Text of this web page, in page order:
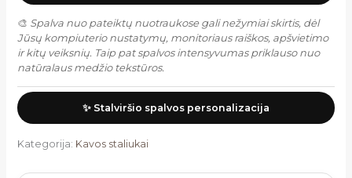
🎨 Spalva nuo pateiktų nuotraukose gali nežymiai skirtis, dėl
Jūsų kompiuterio nustatymų, monitoriaus raiškos, apšvietimo
ir kitų veiksnių. Taip pat spalvos intensyvumas priklauso nuo
natūralaus medžio tekstūros.
✨ Stalviršio spalvos personalizacija
Kategorija: Kavos staliukai